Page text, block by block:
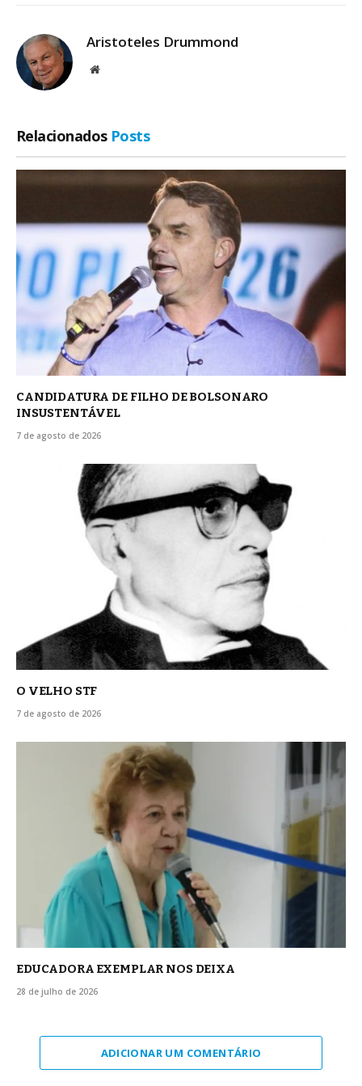
Aristoteles Drummond
Site
Relacionados Posts
CANDIDATURA DE FILHO DE BOLSONARO
INSUSTENTÁVEL
7 de agosto de 2026
O VELHO STF
7 de agosto de 2026
EDUCADORA EXEMPLAR NOS DEIXA
28 de julho de 2026
ADICIONAR UM COMENTÁRIO